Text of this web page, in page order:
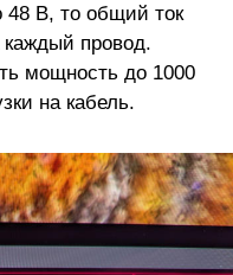
48 В, то общий ток
провод.
мощность до 1000
на кабель.